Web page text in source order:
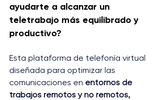
ayudarte a alcanzar un
teletrabajo más equilibrado y
productivo?
Esta plataforma de telefonía virtual
diseñada para optimizar las
comunicaciones en entornos de
trabajos remotos y no remotos,